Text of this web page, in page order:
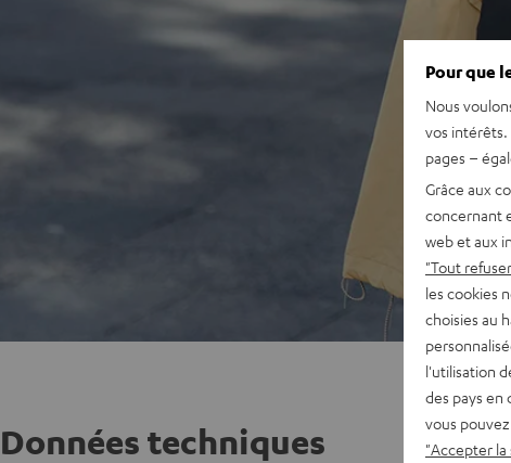
Données techniques
Pour que
Nous
vos intérêts.
pages –
Grâce aux
concernant
web et aux
"Tout
les cookies
choisies au
l'utilisation
des pays en
vous
"Accepter